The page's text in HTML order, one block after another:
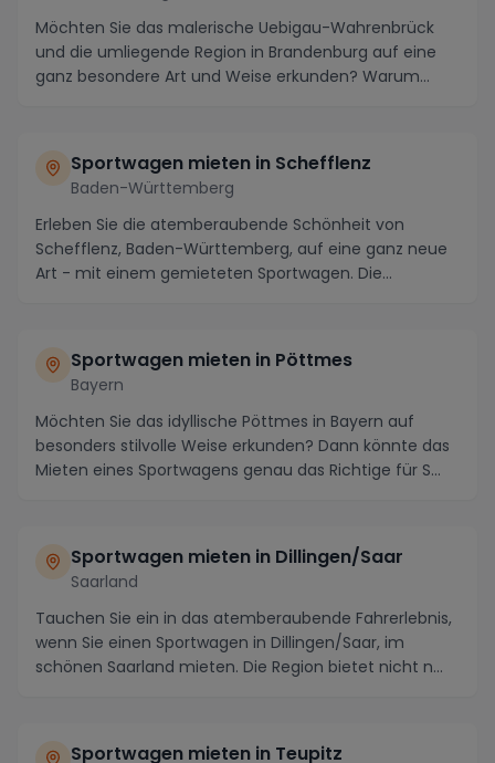
Möchten Sie das malerische Uebigau-Wahrenbrück
und die umliegende Region in Brandenburg auf eine
ganz besondere Art und Weise erkunden? Warum
Sportwagen mieten in Schefflenz
Baden-Württemberg
Erleben Sie die atemberaubende Schönheit von
Schefflenz, Baden-Württemberg, auf eine ganz neue
Art - mit einem gemieteten Sportwagen. Die
Sportwagen mieten in Pöttmes
Bayern
Möchten Sie das idyllische Pöttmes in Bayern auf
besonders stilvolle Weise erkunden? Dann könnte das
Mieten eines Sportwagens genau das Richtige für S...
Sportwagen mieten in Dillingen/Saar
Saarland
Tauchen Sie ein in das atemberaubende Fahrerlebnis,
wenn Sie einen Sportwagen in Dillingen/Saar, im
schönen Saarland mieten. Die Region bietet nicht n...
Sportwagen mieten in Teupitz